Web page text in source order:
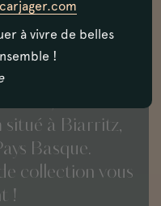
situé à Biarritz,
Basque.
collection vous
!
à vivre de belles
!